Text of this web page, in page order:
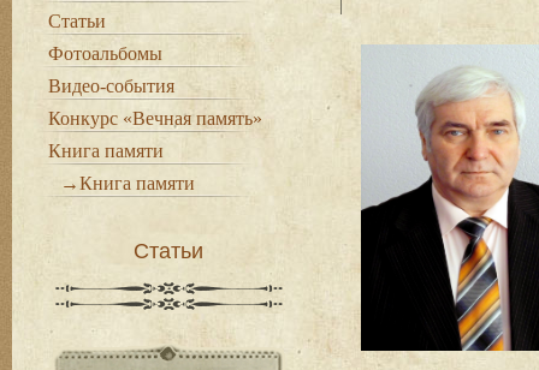
Статьи
Фотоальбомы
Видео-события
Конкурс «Вечная память»
Книга памяти
→Книга памяти
Статьи